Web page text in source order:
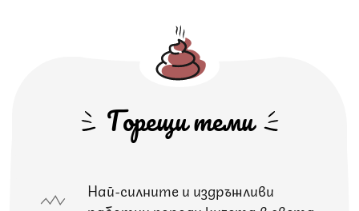
Горещи теми
Най-силните и издръжливи